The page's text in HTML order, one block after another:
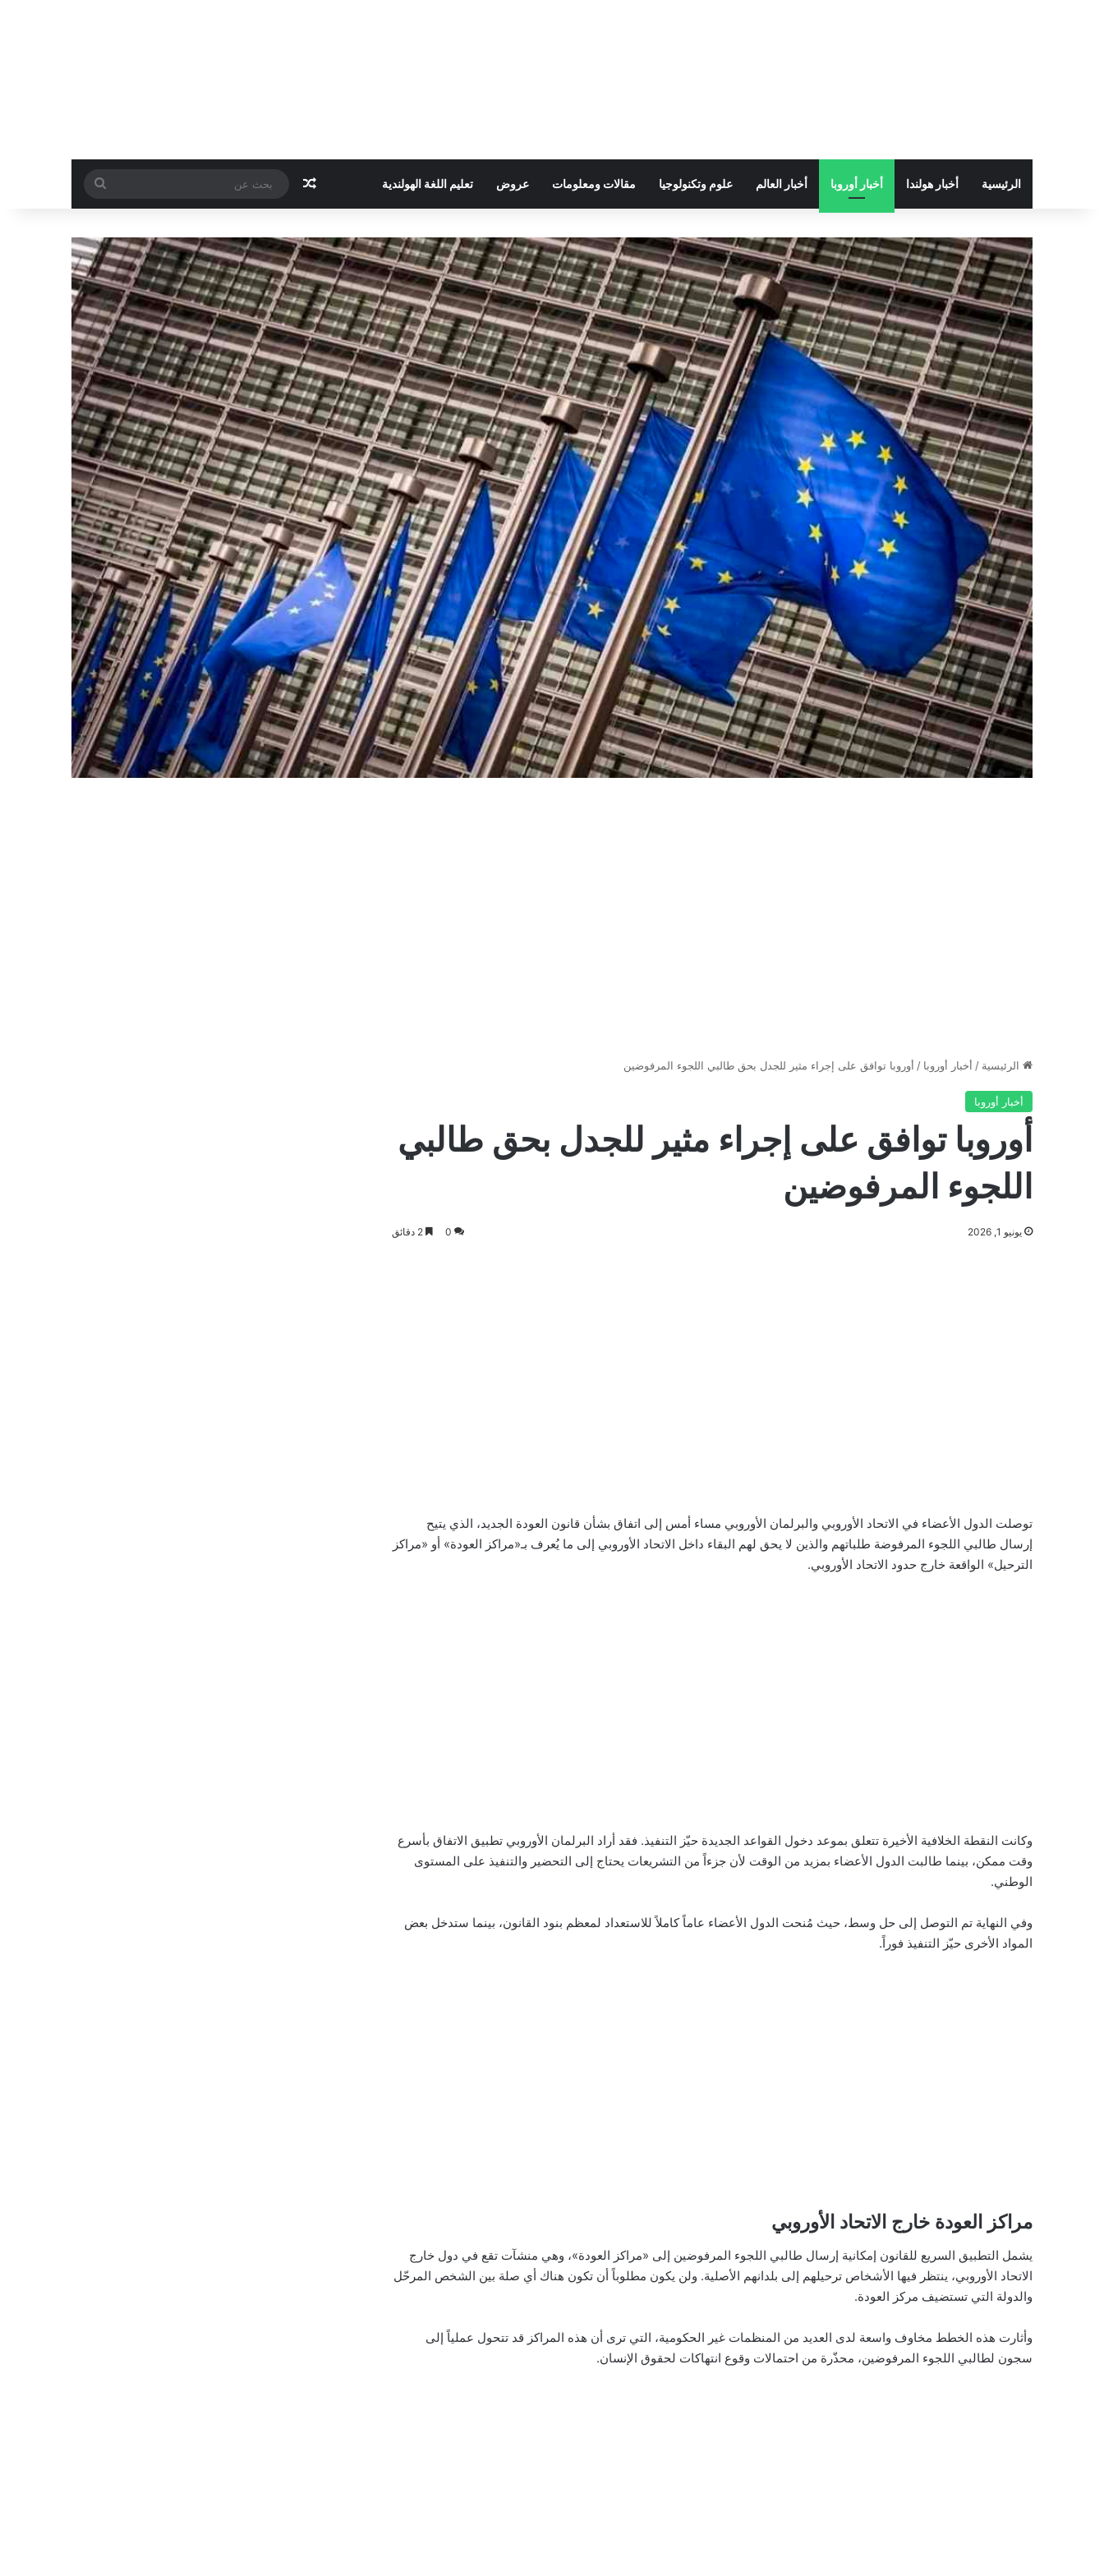
الرئيسية أخبار هولندا أخبار أوروبا أخبار العالم علوم وتكنولوجيا مقالات ومعلومات عروض تعليم اللغة الهولندية مقال عشوائي
بحث
عن
الرئيسية / أخبار أوروبا / أوروبا توافق على إجراء مثير للجدل بحق طالبي اللجوء المرفوضين
أخبار أوروبا
أوروبا توافق على إجراء مثير للجدل بحق طالبي
اللجوء المرفوضين
يونيو 1, 2026 0
توصلت الدول الأعضاء في الاتحاد الأوروبي والبرلمان الأوروبي مساء أمس إلى اتفاق بشأن قانون العودة الجديد، الذي يتيح
إرسال طالبي اللجوء المرفوضة طلباتهم والذين لا يحق لهم البقاء داخل الاتحاد الأوروبي إلى ما يُعرف بـ«مراكز العودة» أو «مراكز
الترحيل» الواقعة خارج حدود الاتحاد الأوروبي.
وكانت النقطة الخلافية الأخيرة تتعلق بموعد دخول القواعد الجديدة حيّز التنفيذ. فقد أراد البرلمان الأوروبي تطبيق الاتفاق بأسرع
وقت ممكن، بينما طالبت الدول الأعضاء بمزيد من الوقت لأن جزءاً من التشريعات يحتاج إلى التحضير والتنفيذ على المستوى
الوطني.
وفي النهاية تم التوصل إلى حل وسط، حيث مُنحت الدول الأعضاء عاماً كاملاً للاستعداد لمعظم بنود القانون، بينما ستدخل بعض
المواد الأخرى حيّز التنفيذ فوراً.
مراكز العودة خارج الاتحاد الأوروبي
يشمل التطبيق السريع للقانون إمكانية إرسال طالبي اللجوء المرفوضين إلى «مراكز العودة»، وهي منشآت تقع في دول خارج
الاتحاد الأوروبي، ينتظر فيها الأشخاص ترحيلهم إلى بلدانهم الأصلية. ولن يكون مطلوباً أن تكون هناك أي صلة بين الشخص المرحّل
والدولة التي تستضيف مركز العودة.
وأثارت هذه الخطط مخاوف واسعة لدى العديد من المنظمات غير الحكومية، التي ترى أن هذه المراكز قد تتحول عملياً إلى
سجون لطالبي اللجوء المرفوضين، محذّرة من احتمالات وقوع انتهاكات لحقوق الإنسان.